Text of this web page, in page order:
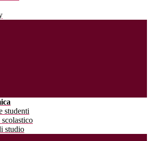
studenti
scolastico
studio